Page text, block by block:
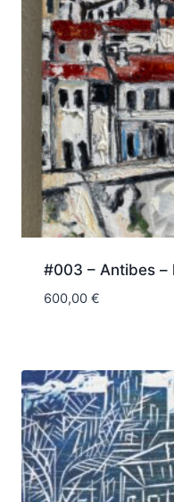
#003 – Antibes –
600,00 €